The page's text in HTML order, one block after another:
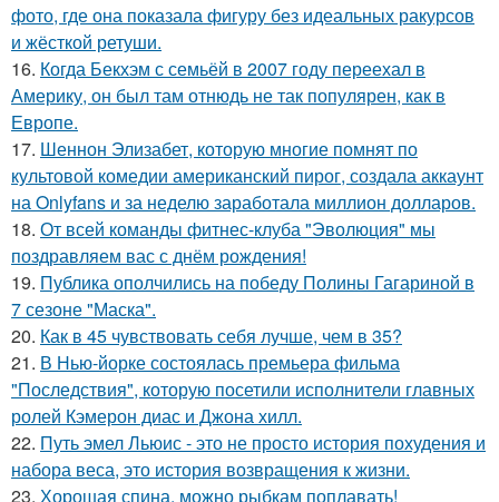
фото, где она показала фигуру без идеальных ракурсов
и жёсткой ретуши.
16. Когда Бекхэм с семьёй в 2007 году переехал в
Америку, он был там отнюдь не так популярен, как в
Европе.
17. Шеннон Элизабет, которую многие помнят по
культовой комедии американский пирог, создала аккаунт
на Onlyfans и за неделю заработала миллион долларов.
18. От всей команды фитнес-клуба "Эволюция" мы
поздравляем вас с днём рождения!
19. Публика ополчились на победу Полины Гагариной в
7 сезоне "Маска".
20. Как в 45 чувствовать себя лучше, чем в 35?
21. В Нью-йорке состоялась премьера фильма
"Последствия", которую посетили исполнители главных
ролей Кэмерон диас и Джона хилл.
22. Путь эмел Льюис - это не просто история похудения и
набора веса, это история возвращения к жизни.
23. Хорошая спина, можно рыбкам поплавать!